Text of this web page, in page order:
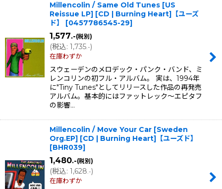
Millencolin / Same Old Tunes [US
Reissue LP] [CD | Burning Heart]【ユーズ
ド】
[0457786545-29]
1,577.-(税別)
(税込: 1,735.-)
在庫わずか
スウェーデンのメロデック・パンク・バンド、ミ
レンコリンの初フル・アルバム。 実は、1994年
に"Tiny Tunes"としてリリースした作品の再発売
アルバム。基本的にはファットレック〜エピタフ
の影響…
Millencolin / Move Your Car [Sweden
Org.EP] [CD | Burning Heart]【ユーズド】
[BHR039]
1,480.-(税別)
(税込: 1,628.-)
在庫わずか